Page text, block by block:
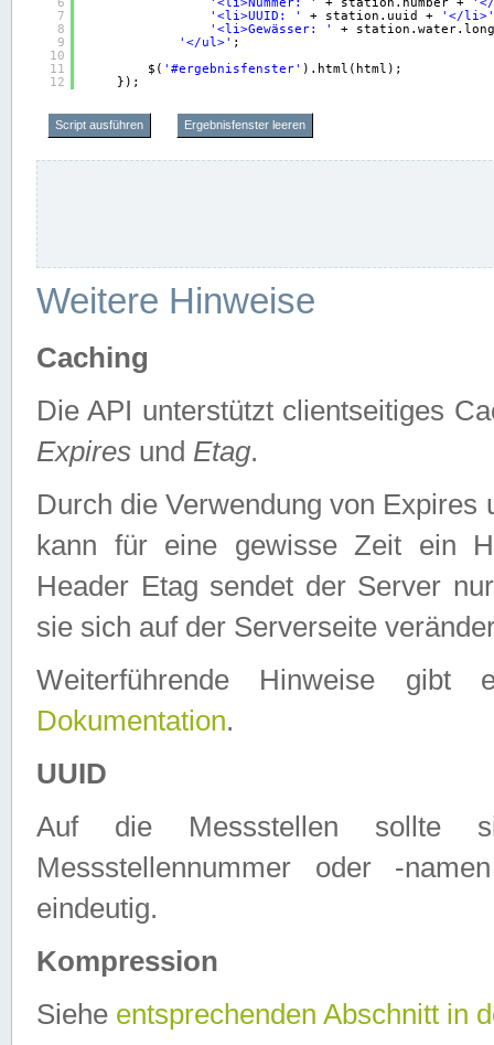
7
8
9
10
11
12
'<li>UUID: '
+ station.uuid +
'</li>'
'<li>Gewässer: '
+
'</ul>' ;
$( '#ergebnisfenster' ).html(html);
});
Script ausführen Ergebnisfenster leeren
Weitere Hinweise
Caching
Die API unterstützt clientseitiges
Expires und Etag.
Durch die Verwendung von
kann für eine gewisse Zeit ein
Header Etag sendet der Server
sie sich auf der Serverseite
Weiterführende Hinweise
Dokumentation.
UUID
Auf die Messstellen sollte
Messstellennummer oder -
eindeutig.
Kompression
Siehe entsprechenden Abschnitt in